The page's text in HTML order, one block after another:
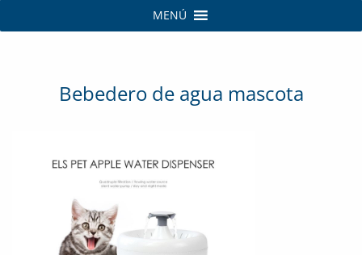
MENÚ
Bebedero de agua mascota